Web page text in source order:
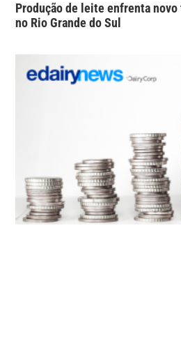
Produção de leite enfrenta
no Rio Grande do Sul